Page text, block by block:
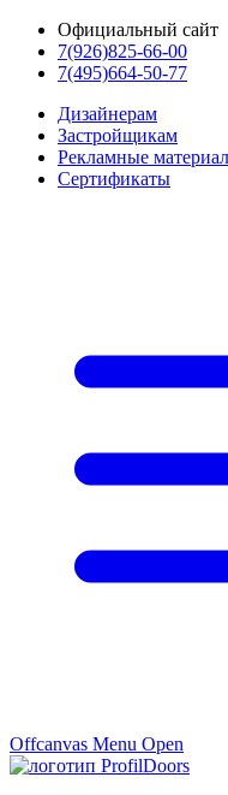
Официальный сайт
7(926)825-66-00
7(495)664-50-77
Дизайнерам
Застройщикам
Рекламные
Сертификаты
Offcanvas Menu Open